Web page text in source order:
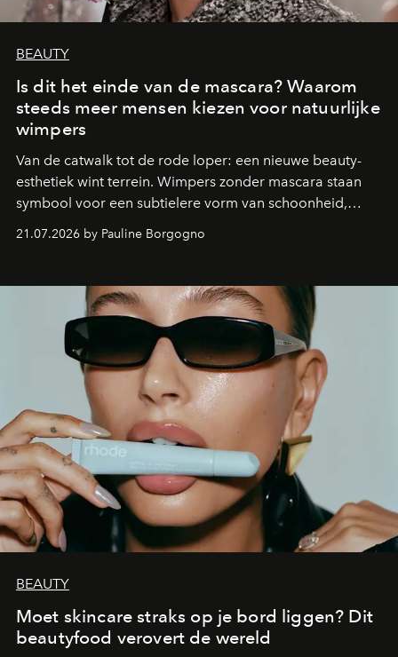
BEAUTY
Is dit het einde van de mascara? Waarom
steeds meer mensen kiezen voor natuurlijke
wimpers
Van de catwalk tot de rode loper: een nieuwe beauty-
esthetiek wint terrein. Wimpers zonder mascara staan
symbool voor een subtielere vorm van schoonheid,
aan make-up.
21.07.2026 by Pauline Borgogno
BEAUTY
Moet skincare straks op je bord liggen? Dit
beautyfood verovert de wereld